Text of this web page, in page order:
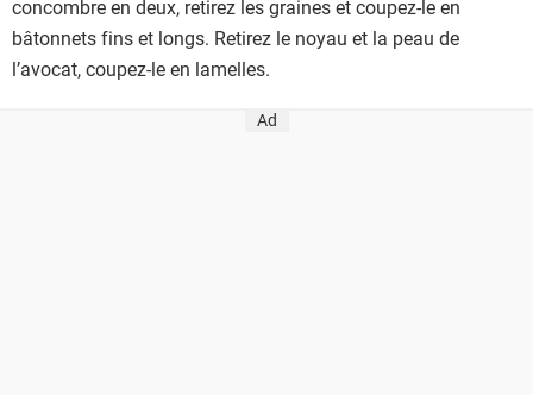
concombre en deux, retirez les graines et coupez-le en
bâtonnets fins et longs. Retirez le noyau et la peau de
l’avocat, coupez-le en lamelles.
Ad